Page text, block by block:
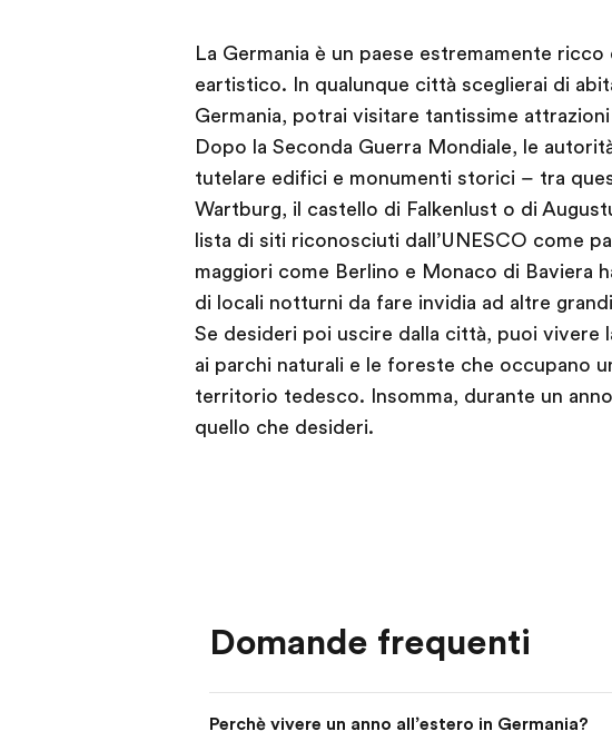
La Germania è un paese estremamente
eartistico. In qualunque città sceglierai di
Germania, potrai visitare tantissime
Dopo la Seconda Guerra Mondiale, le
tutelare edifici e monumenti storici – tra
Wartburg, il castello di Falkenlust o di
lista di siti riconosciuti dall’UNESCO come
maggiori come Berlino e Monaco di Baviera
di locali notturni da fare invidia ad altre
Se desideri poi uscire dalla città, puoi vivere
ai parchi naturali e le foreste che occupano
territorio tedesco. Insomma, durante un
quello che desideri.
Domande frequenti
Perchè vivere un anno all’estero in Germania?